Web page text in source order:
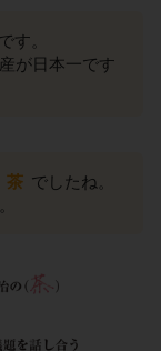
です。
が日本一です
茶 でしたね。